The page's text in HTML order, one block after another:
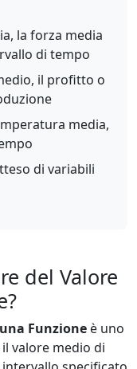
la forza media
di tempo
il profitto o
media,
di variabili
del Valore
Funzione è uno
valore medio di